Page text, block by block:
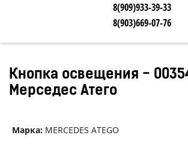
8(909)933-39-33
8(903)669-07-76
Кнопка освещения -
Мерседес Атего
Марка: MERCEDES ATEGO